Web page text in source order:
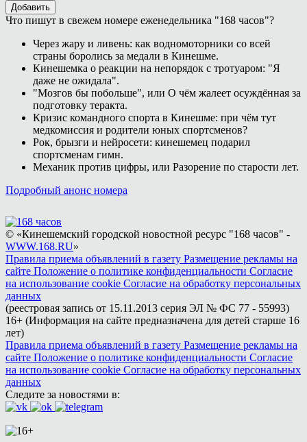
Добавить
Что пишут в свежем номере еженедельника "168 часов"?
Через жару и ливень: как водномоторники со всей
страны боролись за медали в Кинешме.
Кинешемка о реакции на непорядок с тротуаром: "Я
даже не ожидала".
"Мозгов бы побольше", или О чём жалеет осуждённая за
подготовку теракта.
Кризис командного спорта в Кинешме: при чём тут
медкомиссия и родители юных спортсменов?
Рок, брызги и нейросети: кинешемец подарил
спортсменам гимн.
Механик против цифры, или Разорение по старости лет.
Подробный анонс номера
© «Кинешемский городской новостной ресурс "168 часов" -
WWW.168.RU»
Правила приема объявлений в газету Размещение рекламы на
сайте Положение о политике конфиденциальности Согласие
на использование cookie Согласие на обработку персональных
данных
(реестровая запись от 15.11.2013 серия ЭЛ № ФС 77 - 55993)
16+ (Информация на сайте предназначена для детей старше 16
лет)
Правила приема объявлений в газету Размещение рекламы на
сайте Положение о политике конфиденциальности Согласие
на использование cookie Согласие на обработку персональных
данных
Следите за новостями в: